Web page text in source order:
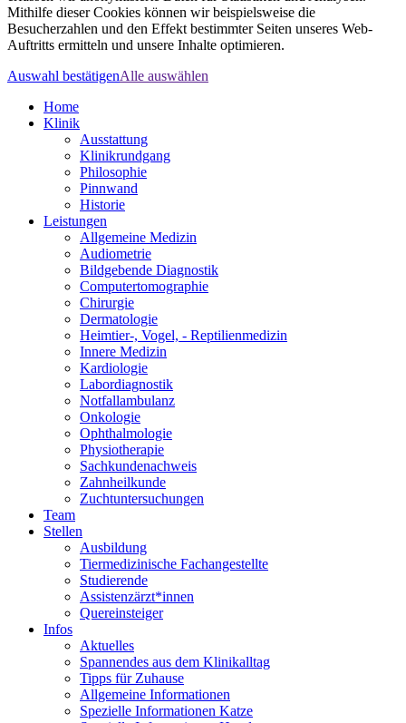
Mithilfe dieser Cookies können wir beispielsweise die
Besucherzahlen und den Effekt bestimmter Seiten unseres Web-
Auftritts ermitteln und unsere Inhalte optimieren.
Auswahl bestätigenAlle auswählen
Home
Klinik
Ausstattung
Klinikrundgang
Philosophie
Pinnwand
Historie
Leistungen
Allgemeine Medizin
Audiometrie
Bildgebende Diagnostik
Computertomographie
Chirurgie
Dermatologie
Heimtier-, Vogel, - Reptilienmedizin
Innere Medizin
Kardiologie
Labordiagnostik
Notfallambulanz
Onkologie
Ophthalmologie
Physiotherapie
Sachkundenachweis
Zahnheilkunde
Zuchtuntersuchungen
Team
Stellen
Ausbildung
Tiermedizinische Fachangestellte
Studierende
Assistenzärzt*innen
Quereinsteiger
Infos
Aktuelles
Spannendes aus dem Klinikalltag
Tipps für Zuhause
Allgemeine Informationen
Spezielle Informationen Katze